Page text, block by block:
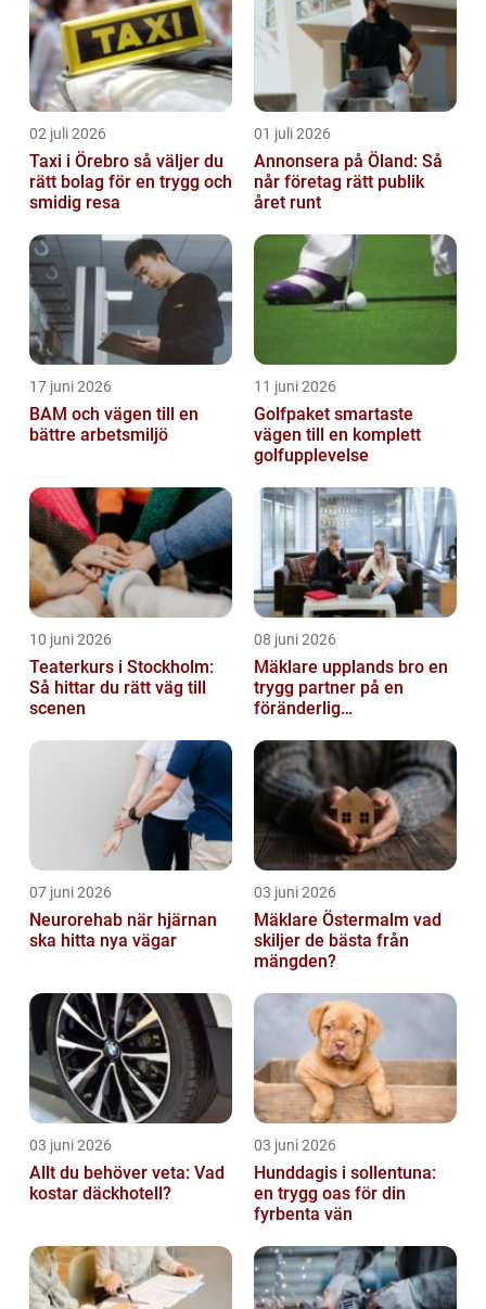
02 juli 2026
Taxi i Örebro så väljer du
rätt bolag för en trygg och
smidig resa
01 juli 2026
Annonsera på Öland: Så
når företag rätt publik
året runt
17 juni 2026
BAM och vägen till en
bättre arbetsmiljö
11 juni 2026
Golfpaket smartaste
vägen till en komplett
golfupplevelse
10 juni 2026
Teaterkurs i Stockholm:
Så hittar du rätt väg till
scenen
08 juni 2026
Mäklare upplands bro en
trygg partner på en
föränderlig
07 juni 2026
Neurorehab när hjärnan
ska hitta nya vägar
03 juni 2026
Mäklare Östermalm vad
skiljer de bästa från
mängden?
03 juni 2026
Allt du behöver veta: Vad
kostar däckhotell?
03 juni 2026
Hunddagis i sollentuna:
en trygg oas för din
fyrbenta vän